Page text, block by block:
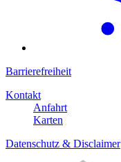
Barrierefreiheit
Kontakt
Anfahrt
Karten
Datenschutz & Disclaimer